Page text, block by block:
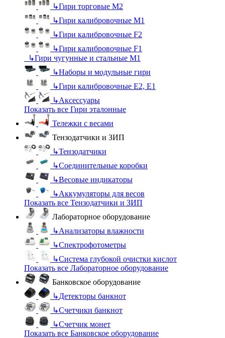
↳Гири торговые М2
↳Гири калибровочные М1
↳Гири калибровочные F2
↳Гири калибровочные F1
↳Гири чугунные и стальные М1
↳Наборы и модульные гири
↳Гири калибровочные E2, Е1
↳Аксессуары
Показать все Гири эталонные
Тележки с весами
Тензодатчики и ЗИП
↳Тензодатчики
↳Соединительные коробки
↳Весовые индикаторы
↳Аккумуляторы для весов
Показать все Тензодатчики и ЗИП
Лабораторное оборудование
↳Анализаторы влажности
↳Спектрофотометры
↳Система глубокой очистки кислот
Показать все Лабораторное оборудование
Банковское оборудование
↳Детекторы банкнот
↳Счетчики банкнот
↳Счетчик монет
Показать все Банковское оборудование